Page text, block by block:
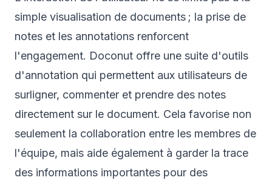
simple visualisation de documents ; la prise de
notes et les annotations renforcent
l'engagement. Doconut offre une suite d'outils
d'annotation qui permettent aux utilisateurs de
surligner, commenter et prendre des notes
directement sur le document. Cela favorise non
seulement la collaboration entre les membres de
l'équipe, mais aide également à garder la trace
des informations importantes pour des